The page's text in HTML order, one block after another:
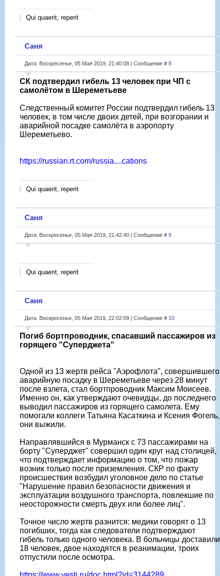
Qui quaerit, reperit
Саня
Дата: Воскресенье, 05 Мая 2019, 21:40:08 | Сообщение # 8
СК подтвердил гибель 13 человек при ЧП с
самолётом в Шереметьеве
Следственный комитет России подтвердил гибель 13
человек, в том числе двоих детей, при возгорании и
аварийной посадке самолёта в аэропорту
Шереметьево.
https://russian.rt.com/russia....cations
Qui quaerit, reperit
Саня
Дата: Воскресенье, 05 Мая 2019, 21:42:40 | Сообщение # 9
Qui quaerit, reperit
Саня
Дата: Воскресенье, 05 Мая 2019, 22:02:09 | Сообщение # 10
Погиб бортпроводник, спасавший пассажиров из
горящего "Суперджета"
Одной из 13 жертв рейса "Аэрофлота", совершившего
аварийную посадку в Шереметьеве через 28 минут
после взлета, стал бортпроводник Максим Моисеев.
Именно он, как утверждают очевидцы, до последнего
выводил пассажиров из горящего самолета. Ему
помогали коллеги Татьяна Касаткина и Ксения Фогель,
они выжили.
Направлявшийся в Мурманск с 73 пассажирами на
борту "Суперджет" совершил один круг над столицей,
что подтверждает информацию о том, что пожар
возник только после приземления. СКР по факту
происшествия возбудил уголовное дело по статье
"Нарушение правил безопасности движения и
эксплуатации воздушного транспорта, повлекшие по
неосторожности смерть двух или более лиц".
Точное число жертв разнится: медики говорят о 13
погибших, тогда как следователи подтверждают
гибель только одного человека. В больницы доставили
18 человек, двое находятся в реанимации, троих
отпустили после осмотра.